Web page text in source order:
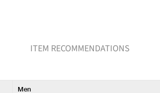
ITEM RECOMMENDATIONS
Men